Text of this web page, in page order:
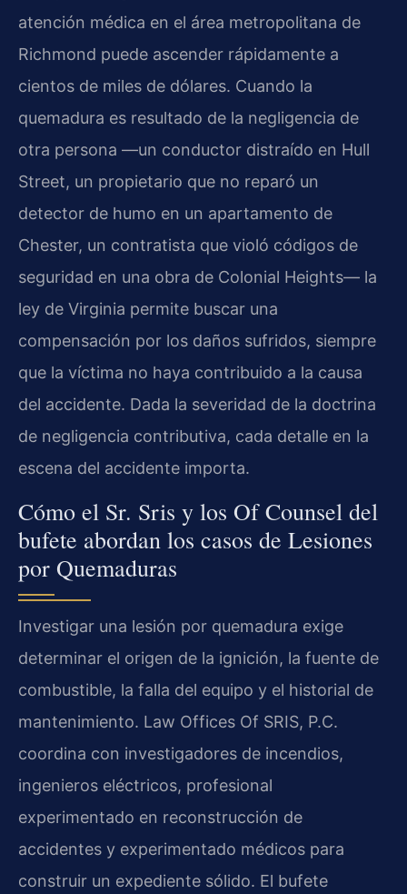
atención médica en el área metropolitana de
Richmond puede ascender rápidamente a
cientos de miles de dólares. Cuando la
quemadura es resultado de la negligencia de
otra persona —un conductor distraído en Hull
Street, un propietario que no reparó un
detector de humo en un apartamento de
Chester, un contratista que violó códigos de
seguridad en una obra de Colonial Heights— la
ley de Virginia permite buscar una
compensación por los daños sufridos, siempre
que la víctima no haya contribuido a la causa
del accidente. Dada la severidad de la doctrina
de negligencia contributiva, cada detalle en la
escena del accidente importa.
Cómo el Sr. Sris y los Of Counsel del
bufete abordan los casos de Lesiones
por Quemaduras
Investigar una lesión por quemadura exige
determinar el origen de la ignición, la fuente de
combustible, la falla del equipo y el historial de
mantenimiento. Law Offices Of SRIS, P.C.
coordina con investigadores de incendios,
ingenieros eléctricos, profesional
experimentado en reconstrucción de
accidentes y experimentado médicos para
construir un expediente sólido. El bufete